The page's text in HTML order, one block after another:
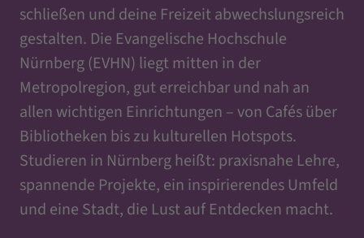
schließen und deine Freizeit abwechslungsreich
gestalten. Die Evangelische Hochschule
Nürnberg (EVHN) liegt mitten in der
Metropolregion, gut erreichbar und nah an
allen wichtigen Einrichtungen – von Cafés über
Bibliotheken bis zu kulturellen Hotspots.
Studieren in Nürnberg heißt: praxisnahe Lehre,
spannende Projekte, ein inspirierendes Umfeld
und eine Stadt, die Lust auf Entdecken macht.